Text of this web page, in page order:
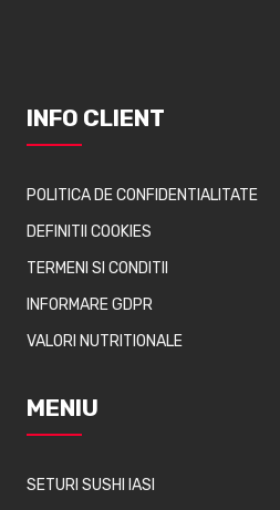
INFO CLIENT
POLITICA DE CONFIDENTIALITATE
DEFINITII COOKIES
TERMENI SI CONDITII
INFORMARE GDPR
VALORI NUTRITIONALE
MENIU
SETURI SUSHI IASI